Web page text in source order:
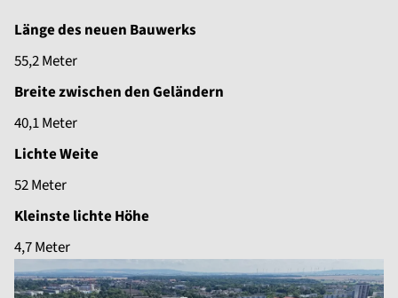
Länge des neuen Bauwerks
55,2 Meter
Breite zwischen den Geländern
40,1 Meter
Lichte Weite
52 Meter
Kleinste lichte Höhe
4,7 Meter